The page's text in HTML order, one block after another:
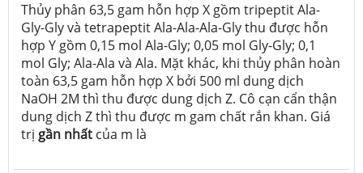
Thủy phân 63,5 gam hỗn hợp X gồm tripeptit Ala-
Gly-Gly và tetrapeptit Ala-Ala-Ala-Gly thu được hỗn
hợp Y gồm 0,15 mol Ala-Gly; 0,05 mol Gly-Gly; 0,1
mol Gly; Ala-Ala và Ala. Mặt khác, khi thủy phân hoàn
toàn 63,5 gam hỗn hợp X bởi 500 ml dung dịch
NaOH 2M thì thu được dung dịch Z. Cô cạn cẩn thận
dung dịch Z thì thu được m gam chất rắn khan. Giá
trị gần nhất của m là